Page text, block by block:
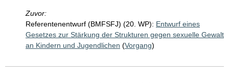
Zuvor:
Referentenentwurf (BMFSFJ) (20. WP): Entwurf eines
Gesetzes zur Stärkung der Strukturen gegen sexuelle Gewalt
an Kindern und Jugendlichen (Vorgang)